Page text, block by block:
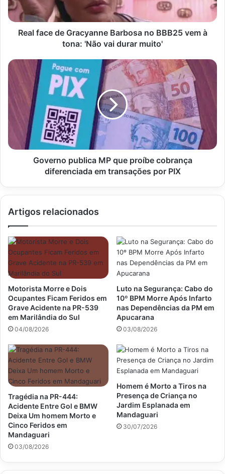
vem
à
tona:
durar
Real face de Gracyanne Barbosa no BBB25 vem à
tona: 'Não vai durar muito'
Governo
proíbe
cobrança
diferenciada
transações
Governo publica MP que proíbe cobrança
diferenciada em transações por PIX
Artigos relacionados
Motorista Morre e Dois
Ocupantes Ficam Feridos em
Grave Acidente na PR-539
em Marilândia do Sul
04/08/2026
Luto na Segurança: Cabo do
10º BPM Morre Após Infarto
nas Dependências da PM em
Apucarana
03/08/2026
Tragédia na PR-444:
Acidente Entre Gol e BMW
Deixa Um homem Morto e
Cinco Feridos em
Mandaguari
03/08/2026
Homem é Morto a Tiros na
Presença de Criança no
Jardim Esplanada em
Mandaguari
30/07/2026